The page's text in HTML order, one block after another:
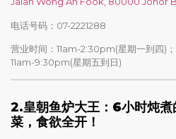
电话号码：07-2221288
营业时间：11am-2:30pm(星期一到四)
11am-9:30pm(星期五到日)
2.皇朝鱼炉大王：6小时炖
菜，食欲全开！